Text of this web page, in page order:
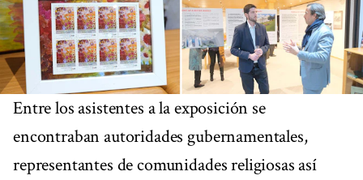
Entre los asistentes a la exposición se
encontraban autoridades gubernamentales,
representantes de comunidades religiosas así